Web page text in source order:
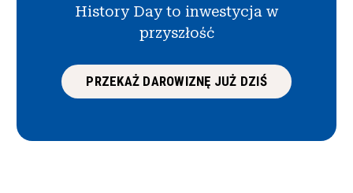
History Day to inwestycja w
przyszłość
PRZEKAŻ DAROWIZNĘ JUŻ DZIŚ